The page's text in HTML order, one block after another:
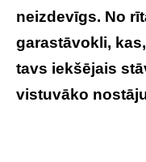
neizdevīgs. No
garastāvokli,
tavs iekšējais
vistuvāko